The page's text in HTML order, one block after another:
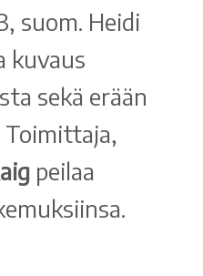
suom. Heidi
kuvaus
sekä erään
peilaa